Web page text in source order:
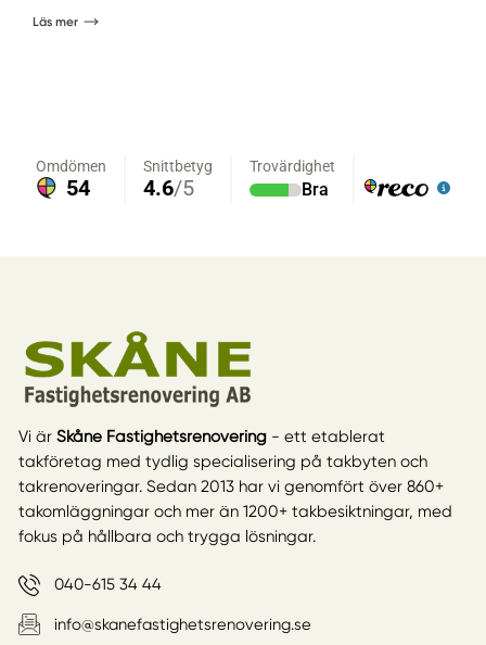
Läs mer
Vi är Skåne Fastighetsrenovering- ett etablerat
takföretag med tydlig specialisering på takbyten och
takrenoveringar. Sedan 2013 har vi genomfört över 860+
takomläggningar och mer än 1200+ takbesiktningar, med
fokus på hållbara och trygga lösningar.
040-615 34 44
info@skanefastighetsrenovering.se